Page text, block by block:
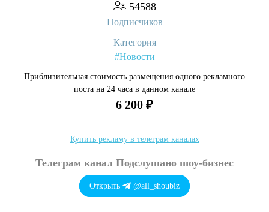
Телеграм канал Подслушано шоу-бизнес
Открыть @all_shoubiz
54588
Подписчиков
Категория
#Новости
Приблизительная стоимость размещения одного рекламного
поста на 24 часа в данном канале
6 200 ₽
Купить рекламу в телеграм каналах